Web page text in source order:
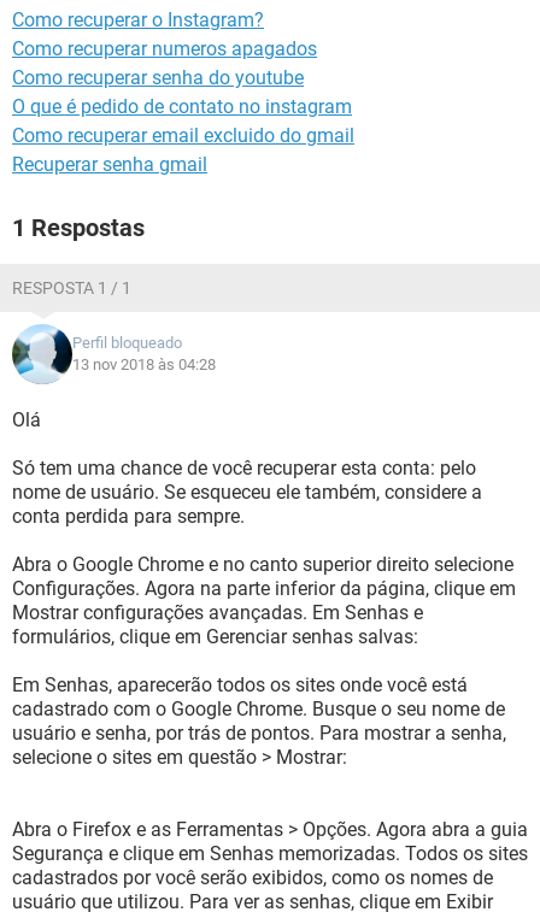
Como recuperar o Instagram?
Como recuperar numeros apagados
Como recuperar senha do youtube
O que é pedido de contato no instagram
Como recuperar email excluido do gmail
Recuperar senha gmail
1 Respostas
RESPOSTA 1 / 1
Perfil bloqueado
13 nov 2018 às 04:28
Olá
Só tem uma chance de você recuperar esta conta: pelo
nome de usuário. Se esqueceu ele também, considere a
conta perdida para sempre.
Abra o Google Chrome e no canto superior direito selecione
Configurações. Agora na parte inferior da página, clique em
Mostrar configurações avançadas. Em Senhas e
formulários, clique em Gerenciar senhas salvas:
Em Senhas, aparecerão todos os sites onde você está
cadastrado com o Google Chrome. Busque o seu nome de
usuário e senha, por trás de pontos. Para mostrar a senha,
selecione o sites em questão > Mostrar:
Abra o Firefox e as Ferramentas > Opções. Agora abra a guia
Segurança e clique em Senhas memorizadas. Todos os sites
cadastrados por você serão exibidos, como os nomes de
usuário que utilizou. Para ver as senhas, clique em Exibir